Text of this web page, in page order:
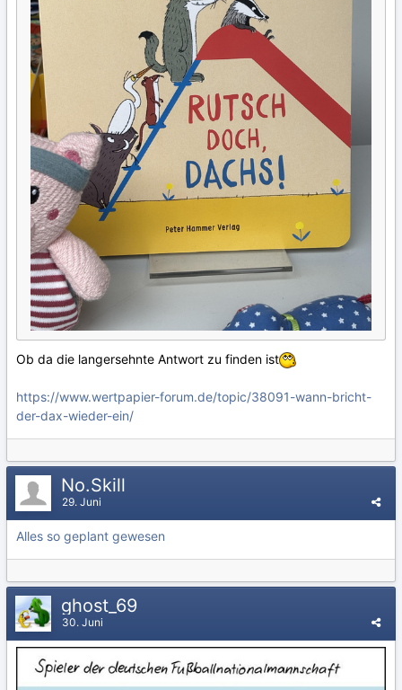
Ob da die langersehnte Antwort zu finden ist
https://www.wertpapier-forum.de/topic/38091-wann-bricht-
der-dax-wieder-ein/
No.Skill
29. Juni
Alles so geplant gewesen
ghost_69
30. Juni